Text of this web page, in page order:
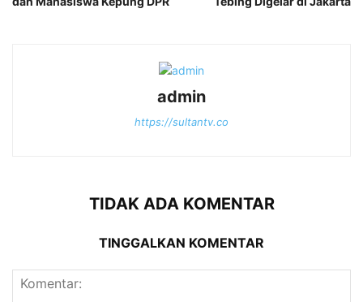
admin
https://sultantv.co
TIDAK ADA KOMENTAR
TINGGALKAN KOMENTAR